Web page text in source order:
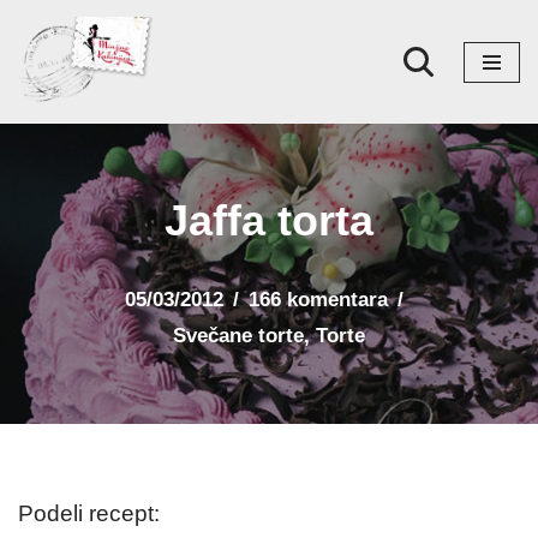
Skoči
na
Jaffa torta
05/03/2012
166 komentara
Svečane torte,Torte
Podeli recept: